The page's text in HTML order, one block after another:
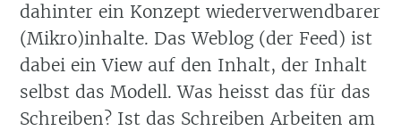
dahinter ein Konzept wiederverwendbarer
(Mikro)inhalte. Das Weblog (der Feed) ist
dabei ein View auf den Inhalt, der Inhalt
selbst das Modell. Was heisst das für das
Schreiben? Ist das Schreiben Arbeiten am